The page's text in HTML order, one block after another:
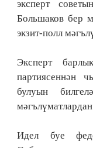
эксперт
Большаков бер
экзит-полл
Эксперт
партиясеннән
булуын
Идел буе